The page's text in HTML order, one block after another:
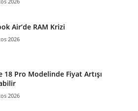
Air’de RAM Krizi
2026
18 Pro Modelinde Fiyat Artışı
2026